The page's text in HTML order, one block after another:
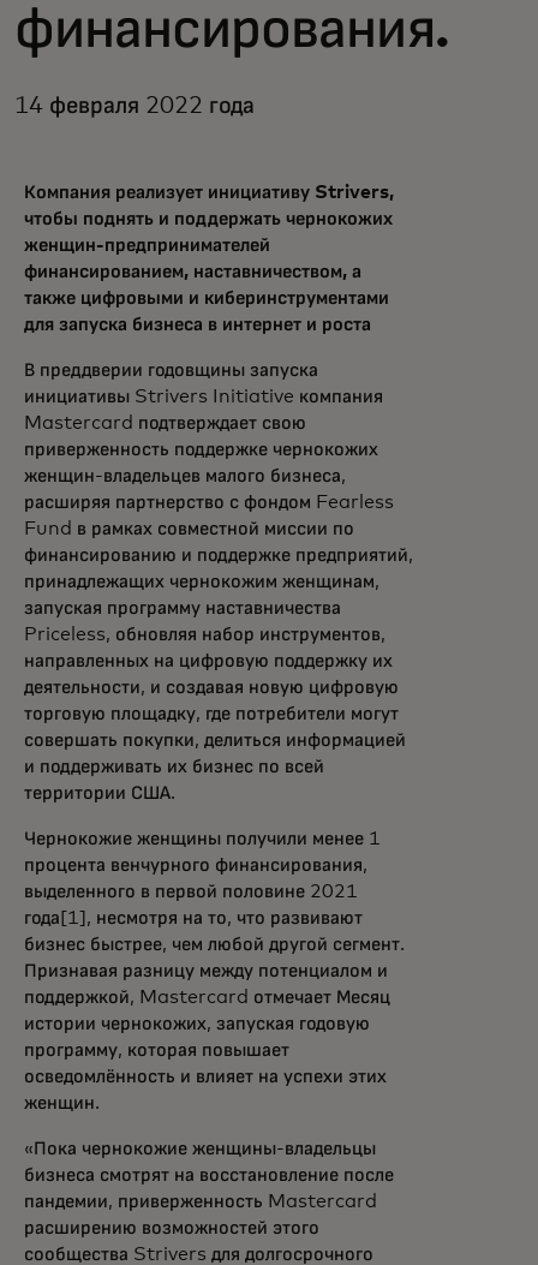
финансирования.
14 февраля 2022 года
Компания реализует инициативу Strivers,
чтобы поднять и поддержать чернокожих
женщин-предпринимателей
финансированием, наставничеством, а
также цифровыми и киберинструментами
для запуска бизнеса в интернет и роста
В преддверии годовщины запуска
инициативы Strivers Initiative компания
Mastercard подтверждает свою
приверженность поддержке чернокожих
женщин-владельцев малого бизнеса,
расширяя партнерство с фондом Fearless
Fund в рамках совместной миссии по
финансированию и поддержке предприятий,
принадлежащих чернокожим женщинам,
запуская программу наставничества
Priceless, обновляя набор инструментов,
направленных на цифровую поддержку их
деятельности, и создавая новую цифровую
торговую площадку, где потребители могут
совершать покупки, делиться информацией
и поддерживать их бизнес по всей
территории США.
Чернокожие женщины получили менее 1
процента венчурного финансирования,
выделенного в первой половине 2021
года[1], несмотря на то, что развивают
бизнес быстрее, чем любой другой сегмент.
Признавая разницу между потенциалом и
поддержкой, Mastercard отмечает Месяц
истории чернокожих, запуская годовую
программу, которая повышает
осведомлённость и влияет на успехи этих
женщин.
«Пока чернокожие женщины-владельцы
бизнеса смотрят на восстановление после
пандемии, приверженность Mastercard
расширению возможностей этого
сообщества Strivers для долгосрочного